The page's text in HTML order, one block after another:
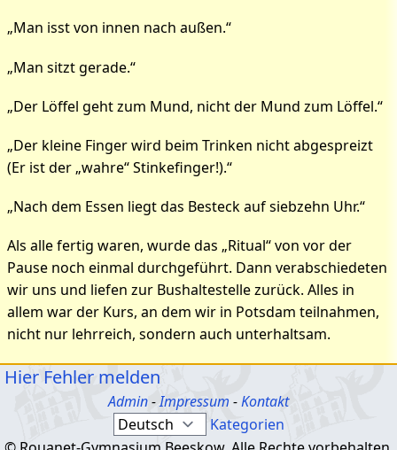
„Man isst von innen nach außen.“
„Man sitzt gerade.“
„Der Löffel geht zum Mund, nicht der Mund zum Löffel.“
„Der kleine Finger wird beim Trinken nicht abgespreizt
(Er ist der „wahre“ Stinkefinger!).“
„Nach dem Essen liegt das Besteck auf siebzehn Uhr.“
Als alle fertig waren, wurde das „Ritual“ von vor der
Pause noch einmal durchgeführt. Dann verabschiedeten
wir uns und liefen zur Bushaltestelle zurück. Alles in
allem war der Kurs, an dem wir in Potsdam teilnahmen,
nicht nur lehrreich, sondern auch unterhaltsam.
Hier Fehler melden
Admin-Impressum -Kontakt
Kategorien